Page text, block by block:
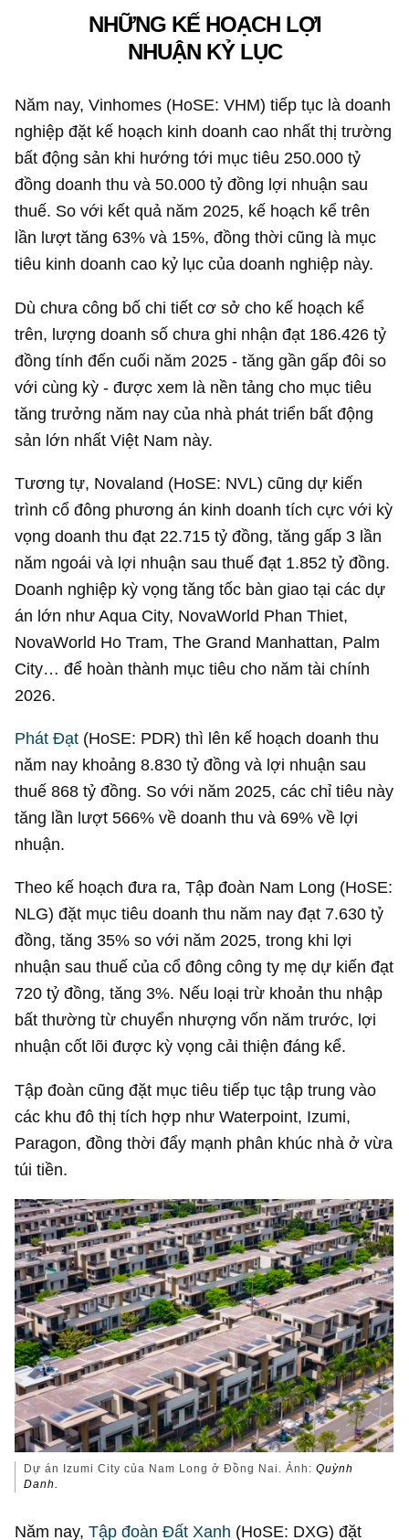
NHỮNG KẾ HOẠCH LỢI
NHUẬN KỶ LỤC
Năm nay, Vinhomes (HoSE: VHM) tiếp tục là doanh
nghiệp đặt kế hoạch kinh doanh cao nhất thị trường
bất động sản khi hướng tới mục tiêu 250.000 tỷ
đồng doanh thu và50.000 tỷ đồng lợi nhuận sau
thuế. So với kết quả năm 2025, kế hoạch kể trên
lần lượt tăng 63% và 15%, đồng thời cũng là mục
tiêu kinh doanh cao kỷ lục của doanh nghiệp này.
Dù chưa công bố chi tiết cơ sở cho kế hoạch kể
trên, lượng doanh số chưa ghi nhận đạt 186.426 tỷ
đồng tính đến cuối năm 2025 - tăng gần gấp đôi so
với cùng kỳ - được xem là nền tảng cho mục tiêu
tăng trưởng năm nay của nhà phát triển bất động
sản lớn nhất Việt Nam này.
Tương tự, Novaland (HoSE: NVL) cũng dự kiến
trình cổ đông phương án kinh doanh tích cực với kỳ
vọng doanh thu đạt 22.715 tỷ đồng, tăng gấp 3 lần
năm ngoái và lợi nhuận sau thuế đạt 1.852 tỷ đồng.
Doanh nghiệp kỳ vọng tăng tốc bàn giao tại các dự
án lớn như Aqua City, NovaWorld Phan Thiet,
NovaWorld Ho Tram, The Grand Manhattan, Palm
City… để hoàn thành mục tiêu cho năm tài chính
2026.
Phát Đạt (HoSE: PDR) thì lên kế hoạch doanh thu
năm nay khoảng8.830 tỷ đồng và lợi nhuận sau
thuế868 tỷ đồng. So với năm 2025, các chỉ tiêu này
tăng lần lượt 566% về doanh thu và 69% về lợi
nhuận.
Theo kế hoạch đưa ra, Tập đoàn Nam Long (HoSE:
NLG) đặt mục tiêu doanh thu năm nay đạt 7.630 tỷ
đồng, tăng 35% so với năm 2025, trong khi lợi
nhuận sau thuế của cổ đông công ty mẹ dự kiến đạt
720 tỷ đồng, tăng 3%. Nếu loại trừ khoản thu nhập
bất thường từ chuyển nhượng vốn năm trước, lợi
nhuận cốt lõi được kỳ vọng cải thiện đáng kể.
Tập đoàn cũng đặt mục tiêu tiếp tục tập trung vào
các khu đô thị tích hợp như Waterpoint, Izumi,
Paragon, đồng thời đẩy mạnh phân khúc nhà ở vừa
túi tiền.
Dự án Izumi City của Nam Long ở Đồng Nai. Ảnh:Quỳnh
Danh.
Năm nay,Tập đoàn Đất Xanh (HoSE: DXG) đặt